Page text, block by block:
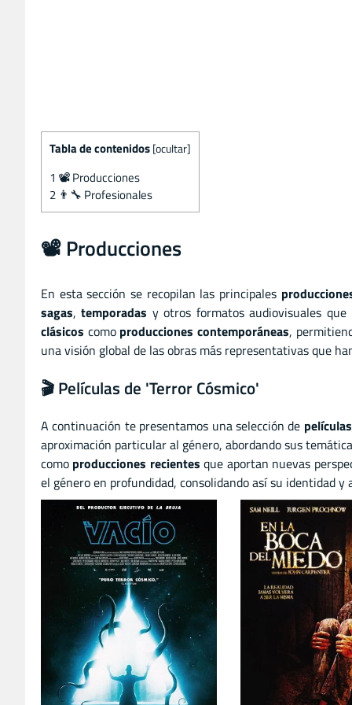
Tabla de contenidos [ocultar]
1 📽️ Producciones
2 👨‍🔧 Profesionales
📽️ Producciones
En esta sección se recopilan las principales
sagas,temporadas y otros formatos audiovisuales
clásicos como producciones contemporáneas,
una visión global de las obras más representativas que
🎬 Películas de 'Terror Cósmico'
A continuación te presentamos una selección de películas
aproximación particular al género, abordando sus
como producciones recientes que aportan nuevas
el género en profundidad, consolidando así su identidad